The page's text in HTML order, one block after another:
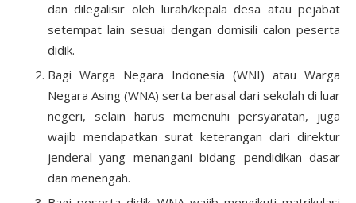
dan dilegalisir oleh lurah/kepala desa atau pejabat
setempat lain sesuai dengan domisili calon peserta
didik.
Bagi Warga Negara Indonesia (WNI) atau Warga
Negara Asing (WNA) serta berasal dari sekolah di luar
negeri, selain harus memenuhi persyaratan, juga
wajib mendapatkan surat keterangan dari direktur
jenderal yang menangani bidang pendidikan dasar
dan menengah.